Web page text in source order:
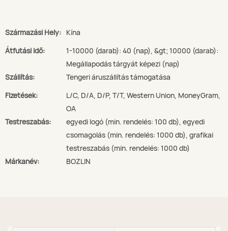
Származási Hely: Kína
Átfutási Idő:
1-10000 (darab): 40 (nap), &gt; 10000 (darab):
Megállapodás tárgyát képezi (nap)
Szállítás:
Tengeri áruszállítás támogatása
Fizetések:
L/C, D/A, D/P, T/T, Western Union, MoneyGram,
OA
Testreszabás:
egyedi logó (min. rendelés: 100 db), egyedi
csomagolás (min. rendelés: 1000 db), grafikai
testreszabás (min. rendelés: 1000 db)
Márkanév:
BOZLIN